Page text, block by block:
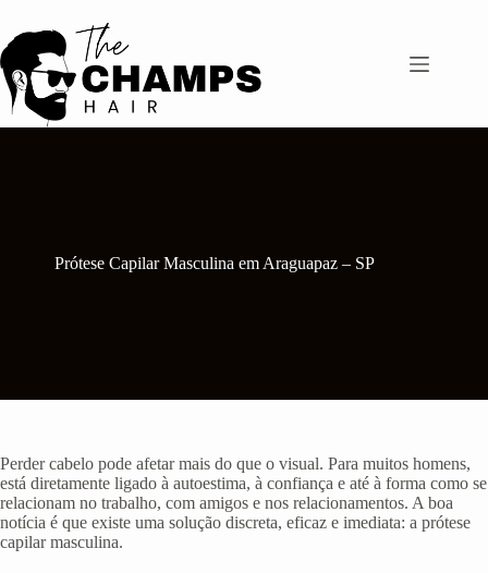
para
o
conteúdo
Prótese Capilar Masculina em Araguapaz – SP
Perder cabelo pode afetar mais do que o visual. Para muitos homens,
está diretamente ligado à autoestima, à confiança e até à forma como se
relacionam no trabalho, com amigos e nos relacionamentos. A boa
notícia é que existe uma solução discreta, eficaz e imediata: a prótese
capilar masculina.